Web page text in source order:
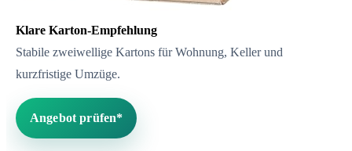
Klare Karton-Empfehlung
Stabile zweiwellige Kartons für Wohnung, Keller und
kurzfristige Umzüge.
Angebot prüfen*